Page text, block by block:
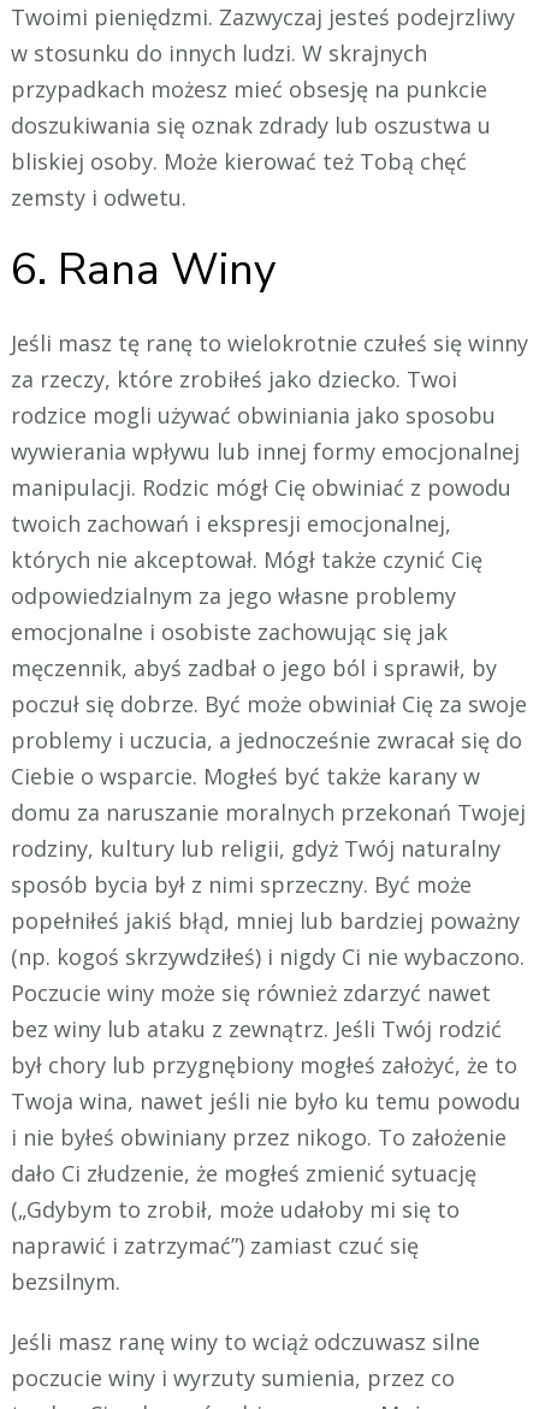
Twoimi pieniędzmi. Zazwyczaj jesteś podejrzliwy
w stosunku do innych ludzi. W skrajnych
przypadkach możesz mieć obsesję na punkcie
doszukiwania się oznak zdrady lub oszustwa u
bliskiej osoby. Może kierować też Tobą chęć
zemsty i odwetu.
6. Rana Winy
Jeśli masz tę ranę to wielokrotnie czułeś się winny
za rzeczy, które zrobiłeś jako dziecko. Twoi
rodzice mogli używać obwiniania jako sposobu
wywierania wpływu lub innej formy emocjonalnej
manipulacji. Rodzic mógł Cię obwiniać z powodu
twoich zachowań i ekspresji emocjonalnej,
których nie akceptował. Mógł także czynić Cię
odpowiedzialnym za jego własne problemy
emocjonalne i osobiste zachowując się jak
męczennik, abyś zadbał o jego ból i sprawił, by
poczuł się dobrze. Być może obwiniał Cię za swoje
problemy i uczucia, a jednocześnie zwracał się do
Ciebie o wsparcie. Mogłeś być także karany w
domu za naruszanie moralnych przekonań Twojej
rodziny, kultury lub religii, gdyż Twój naturalny
sposób bycia był z nimi sprzeczny. Być może
popełniłeś jakiś błąd, mniej lub bardziej poważny
(np. kogoś skrzywdziłeś) i nigdy Ci nie wybaczono.
Poczucie winy może się również zdarzyć nawet
bez winy lub ataku z zewnątrz. Jeśli Twój rodzić
był chory lub przygnębiony mogłeś założyć, że to
Twoja wina, nawet jeśli nie było ku temu powodu
i nie byłeś obwiniany przez nikogo. To założenie
dało Ci złudzenie, że mogłeś zmienić sytuację
(„Gdybym to zrobił, może udałoby mi się to
naprawić i zatrzymać”) zamiast czuć się
bezsilnym.
Jeśli masz ranę winy to wciąż odczuwasz silne
poczucie winy i wyrzuty sumienia, przez co